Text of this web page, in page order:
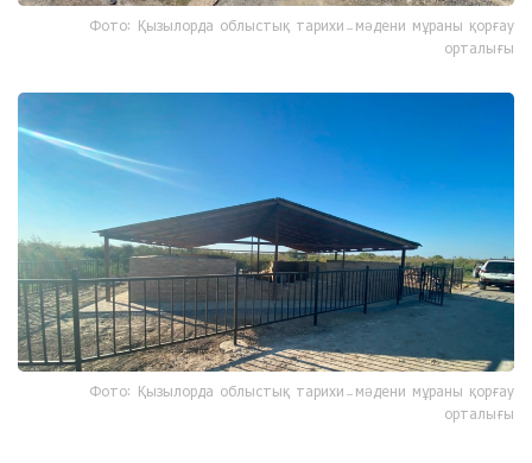
Фото: Қызылорда облыстық тарихи-мәдени мұраны қорғау
орталығы
Фото: Қызылорда облыстық тарихи-мәдени мұраны қорғау
орталығы